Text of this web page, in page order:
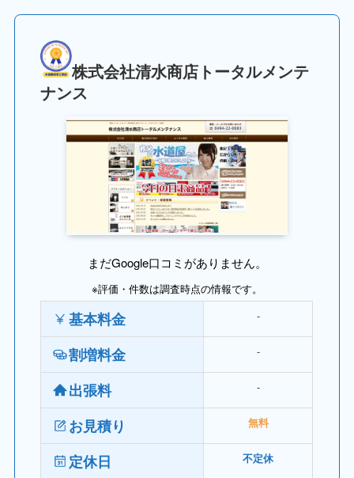
株式会社清水商店トータルメンテ
ナンス
まだGoogle口コミがありません。
※評価・件数は調査時点の情報です。
基本料金 ‐
割増料金 ‐
出張料 ‐
お見積り 無料
定休日 不定休